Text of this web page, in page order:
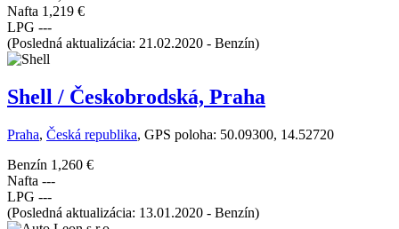
Nafta 1,219 €
LPG ---
(Posledná aktualizácia: 21.02.2020 - Benzín)
Shell / Českobrodská, Praha
Praha, Česká republika, GPS poloha: 50.09300, 14.52720
Benzín 1,260 €
Nafta ---
LPG ---
(Posledná aktualizácia: 13.01.2020 - Benzín)